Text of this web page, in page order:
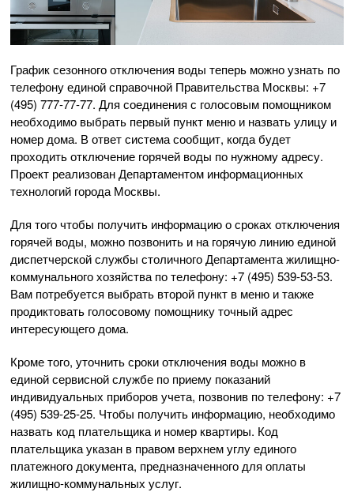
График сезонного отключения воды теперь можно узнать по
телефону единой справочной Правительства Москвы: +7
(495) 777-77-77. Для соединения с голосовым помощником
необходимо выбрать первый пункт меню и назвать улицу и
номер дома. В ответ система сообщит, когда будет
проходить отключение горячей воды по нужному адресу.
Проект реализован Департаментом информационных
технологий города Москвы.
Для того чтобы получить информацию о сроках отключения
горячей воды, можно позвонить и на горячую линию единой
диспетчерской службы столичного Департамента жилищно-
коммунального хозяйства по телефону: +7 (495) 539-53-53.
Вам потребуется выбрать второй пункт в меню и также
продиктовать голосовому помощнику точный адрес
интересующего дома.
Кроме того, уточнить сроки отключения воды можно в
единой сервисной службе по приему показаний
индивидуальных приборов учета, позвонив по телефону: +7
(495) 539-25-25. Чтобы получить информацию, необходимо
назвать код плательщика и номер квартиры. Код
плательщика указан в правом верхнем углу единого
платежного документа, предназначенного для оплаты
жилищно-коммунальных услуг.